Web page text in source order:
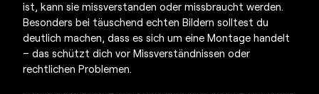
ist, kann sie missverstanden oder missbraucht werden.
Besonders bei täuschend echten Bildern solltest du
deutlich machen, dass es sich um eine Montage handelt
– das schützt dich vor Missverständnissen oder
rechtlichen Problemen.